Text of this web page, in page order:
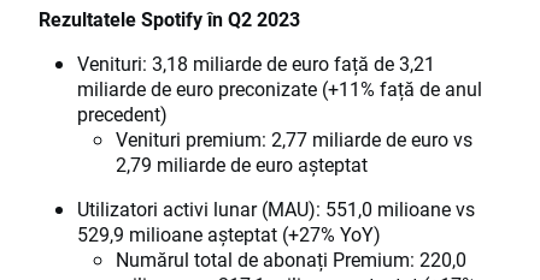
Rezultatele Spotify în Q2 2023
Venituri: 3,18 miliarde de euro față de 3,21
miliarde de euro preconizate (+11% față de anul
precedent)
Venituri premium: 2,77 miliarde de euro vs
2,79 miliarde de euro așteptat
Utilizatori activi lunar (MAU): 551,0 milioane vs
529,9 milioane așteptat (+27% YoY)
Numărul total de abonați Premium: 220,0